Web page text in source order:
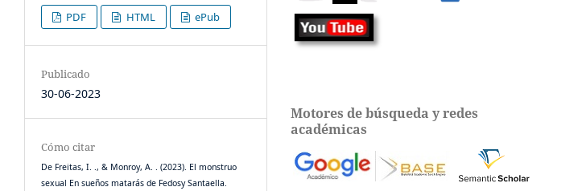
PDF HTML ePub
Publicado
30-06-2023
Cómo citar
De Freitas, I. ., & Monroy, A. . (2023). El monstruo
sexual En sueños matarás de Fedosy Santaella.
Motores de búsqueda y redes
académicas